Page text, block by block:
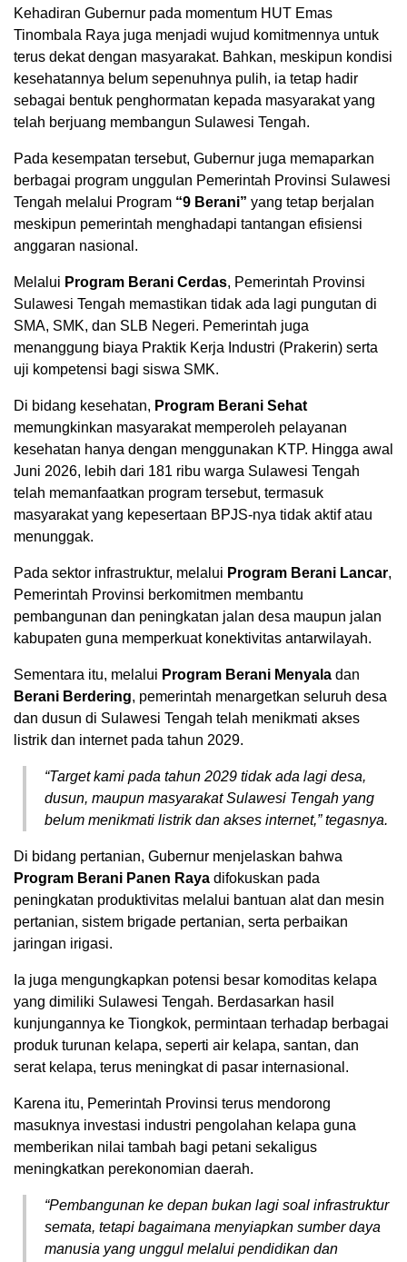
Kehadiran Gubernur pada momentum HUT Emas
Tinombala Raya juga menjadi wujud komitmennya untuk
terus dekat dengan masyarakat. Bahkan, meskipun kondisi
kesehatannya belum sepenuhnya pulih, ia tetap hadir
sebagai bentuk penghormatan kepada masyarakat yang
telah berjuang membangun Sulawesi Tengah.
Pada kesempatan tersebut, Gubernur juga memaparkan
berbagai program unggulan Pemerintah Provinsi Sulawesi
Tengah melalui Program “9 Berani” yang tetap berjalan
meskipun pemerintah menghadapi tantangan efisiensi
anggaran nasional.
Melalui Program Berani Cerdas, Pemerintah Provinsi
Sulawesi Tengah memastikan tidak ada lagi pungutan di
SMA, SMK, dan SLB Negeri. Pemerintah juga
menanggung biaya Praktik Kerja Industri (Prakerin) serta
uji kompetensi bagi siswa SMK.
Di bidang kesehatan, Program Berani Sehat
memungkinkan masyarakat memperoleh pelayanan
kesehatan hanya dengan menggunakan KTP. Hingga awal
Juni 2026, lebih dari 181 ribu warga Sulawesi Tengah
telah memanfaatkan program tersebut, termasuk
masyarakat yang kepesertaan BPJS-nya tidak aktif atau
menunggak.
Pada sektor infrastruktur, melalui Program Berani Lancar,
Pemerintah Provinsi berkomitmen membantu
pembangunan dan peningkatan jalan desa maupun jalan
kabupaten guna memperkuat konektivitas antarwilayah.
Sementara itu, melalui Program Berani Menyala dan
Berani Berdering, pemerintah menargetkan seluruh desa
dan dusun di Sulawesi Tengah telah menikmati akses
listrik dan internet pada tahun 2029.
“Target kami pada tahun 2029 tidak ada lagi desa,
dusun, maupun masyarakat Sulawesi Tengah yang
belum menikmati listrik dan akses internet,” tegasnya.
Di bidang pertanian, Gubernur menjelaskan bahwa
Program Berani Panen Raya difokuskan pada
peningkatan produktivitas melalui bantuan alat dan mesin
pertanian, sistem brigade pertanian, serta perbaikan
jaringan irigasi.
Ia juga mengungkapkan potensi besar komoditas kelapa
yang dimiliki Sulawesi Tengah. Berdasarkan hasil
kunjungannya ke Tiongkok, permintaan terhadap berbagai
produk turunan kelapa, seperti air kelapa, santan, dan
serat kelapa, terus meningkat di pasar internasional.
Karena itu, Pemerintah Provinsi terus mendorong
masuknya investasi industri pengolahan kelapa guna
memberikan nilai tambah bagi petani sekaligus
meningkatkan perekonomian daerah.
“Pembangunan ke depan bukan lagi soal infrastruktur
semata, tetapi bagaimana menyiapkan sumber daya
manusia yang unggul melalui pendidikan dan